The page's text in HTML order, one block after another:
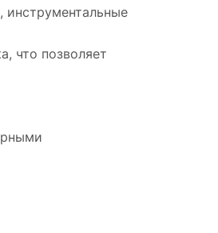
инструментальные
что позволяет